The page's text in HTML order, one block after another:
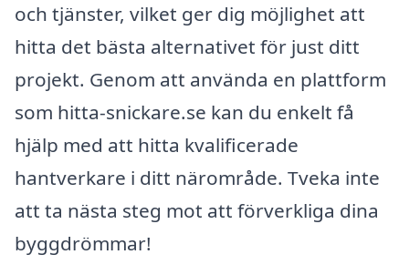
och tjänster, vilket ger dig möjlighet att
hitta det bästa alternativet för just ditt
projekt. Genom att använda en plattform
som hitta-snickare.se kan du enkelt få
hjälp med att hitta kvalificerade
hantverkare i ditt närområde. Tveka inte
att ta nästa steg mot att förverkliga dina
byggdrömmar!